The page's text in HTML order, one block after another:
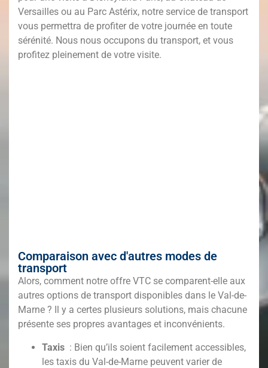
Versailles ou au Parc Astérix, notre service de transport
vous permettra de profiter de votre journée en toute
sérénité. Nous nous occupons du transport, et vous
profitez pleinement de votre visite.
Comparaison avec d'autres modes de
transport
Alors, comment notre offre VTC se comparent-elle aux
autres options de transport disponibles dans le Val-de-
Marne ? Il y a certes plusieurs solutions, mais chacune
présente ses propres avantages et inconvénients.
Taxis : Bien qu’ils soient facilement accessibles,
les taxis du Val-de-Marne peuvent varier de